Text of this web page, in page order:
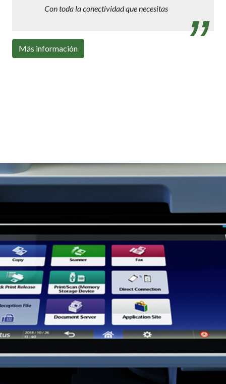
Trabajos profesionales en A4 con reducida
más brillantes....
Con toda la conectividad que necesitas